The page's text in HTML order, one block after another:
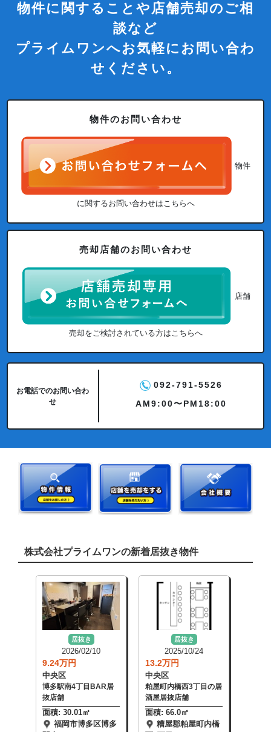
物件に関することや店舗売却のご相
談など
プライムワンへお気軽にお問い合わ
せください。
物件のお問い合わせ
物件
に関するお問い合わせはこちらへ
売却店舗のお問い合わせ
店舗
売却をご検討されている方はこちらへ
お電話でのお問い合わ
せ
092-791-5526
AM9:00〜PM18:00
株式会社プライムワンの新着居抜き物件
居抜き
2026/02/10
9.24万円
中央区
博多駅南4丁目BAR居
抜店舗
面積: 30.01㎡
福岡市博多区博多
居抜き
2025/10/24
13.2万円
中央区
粕屋町内橋西3丁目の居
酒屋居抜店舗
面積: 66.0㎡
糟屋郡粕屋町内橋